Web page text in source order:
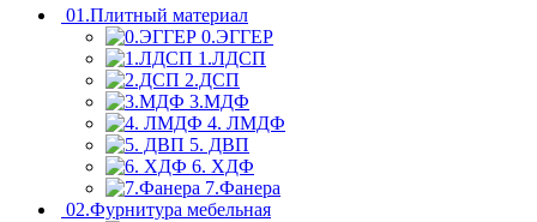
01.Плитный материал
0.ЭГГЕР
1.ЛДСП
2.ДСП
3.МДФ
4. ЛМДФ
5. ДВП
6. ХДФ
7.Фанера
02.Фурнитура мебельная